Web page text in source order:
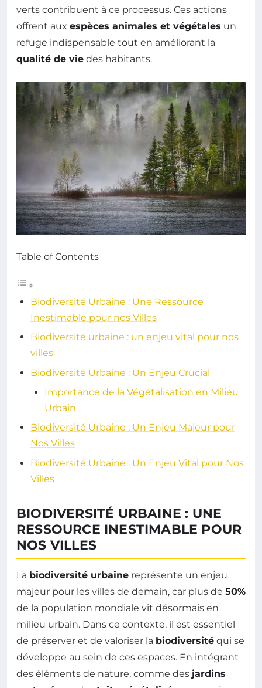
verts contribuent à ce processus. Ces actions
offrent aux espèces animales et végétales un
refuge indispensable tout en améliorant la
qualité de vie des habitants.
Table of Contents
Biodiversité Urbaine : Une Ressource
Inestimable pour nos Villes
Biodiversité urbaine : un enjeu vital pour nos
villes
Biodiversité Urbaine : Un Enjeu Crucial
Importance de la Végétalisation en Milieu
Urbain
Biodiversité Urbaine : Un Enjeu Majeur pour
Nos Villes
Biodiversité Urbaine : Un Enjeu Vital pour Nos
Villes
BIODIVERSITÉ URBAINE : UNE
RESSOURCE INESTIMABLE POUR
NOS VILLES
La biodiversité urbaine représente un enjeu
majeur pour les villes de demain, car plus de 50%
de la population mondiale vit désormais en
milieu urbain. Dans ce contexte, il est essentiel
de préserver et de valoriser la biodiversité qui se
développe au sein de ces espaces. En intégrant
des éléments de nature, comme des jardins